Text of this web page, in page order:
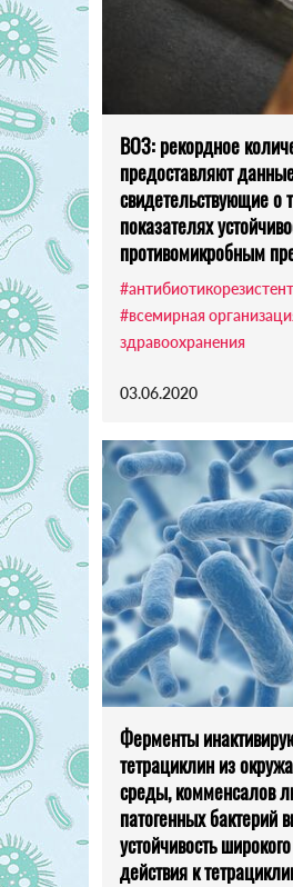
ВОЗ: рекордное
предоставляют
свидетельствующие о
показателях
противомикробным
#всемирная
здравоохранения
03.06.2020
Ферменты
тетрациклин из
среды, комменсалов
патогенных бактерий
устойчивость
действия к